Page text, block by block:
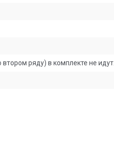
ряду) в комплекте не идут.